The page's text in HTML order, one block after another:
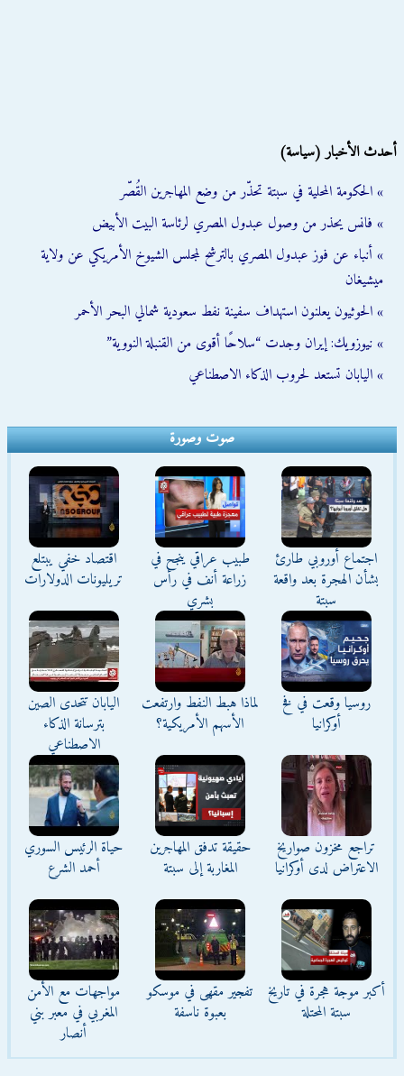
أحدث الأخبار (سياسة)
» الحكومة المحلية في سبتة تحذّر من وضع المهاجرين القُصّر
» فانس يحذر من وصول عبدول المصري لرئاسة البيت الأبيض
» أنباء عن فوز عبدول المصري بالترشح لمجلس الشيوخ الأمريكي عن ولاية
ميشيغان
» الحوثيون يعلنون استهداف سفينة نفط سعودية شمالي البحر الأحمر
» نيوزويك: إيران وجدت “سلاحًا أقوى من القنبلة النووية”
» اليابان تستعد لحروب الذكاء الاصطناعي
صوت وصورة
اجتماع أوروبي طارئ
بشأن الهجرة بعد واقعة
سبتة
طبيب عراقي ينجح في
زراعة أنف في رأس
بشري
اقتصاد خفي يبتلع
تريليونات الدولارات
روسيا وقعت في فخ
أوكرانيا
لماذا هبط النفط وارتفعت
الأسهم الأمريكية؟
اليابان تتحدى الصين
بترسانة الذكاء
الاصطناعي
تراجع مخزون صواريخ
الاعتراض لدى أوكرانيا
حقيقة تدفق المهاجرين
المغاربة إلى سبتة
حياة الرئيس السوري
أحمد الشرع
أكبر موجة هجرة في تاريخ
سبتة المحتلة
تفجير مقهى في موسكو
بعبوة ناسفة
مواجهات مع الأمن
المغربي في معبر بني
أنصار